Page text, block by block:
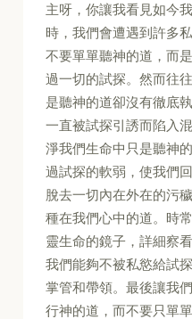
主呀，你讓我看見如今
時，我們會遭遇到許多
不要單單聽神的道，而
過一切的試探。然而往
是聽神的道卻沒有徹底
一直被試探引誘而陷入
淨我們生命中只是聽神
過試探的軟弱，使我們
脫去一切內在外在的污
種在我們心中的道。時
靈生命的鏡子，詳細察
我們能夠不被私慾給試
掌管和帶領。最後讓我
行神的道，而不要只單